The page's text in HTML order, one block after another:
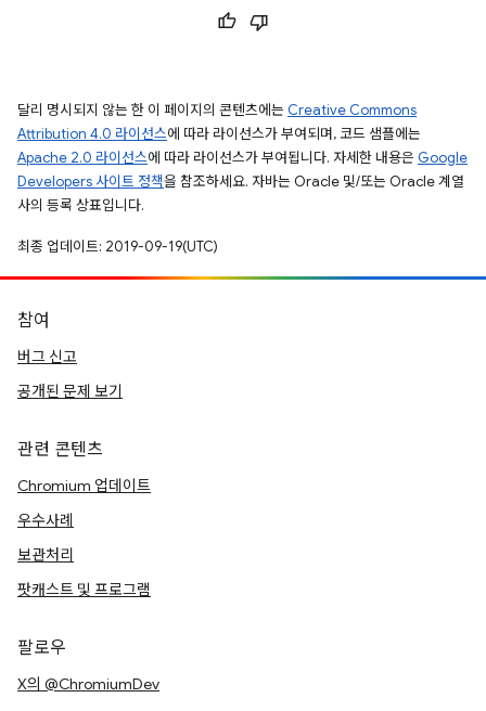
달리 명시되지 않는 한 이 페이지의 콘텐츠에는 Creative Commons
Attribution 4.0 라이선스에 따라 라이선스가 부여되며, 코드 샘플에는
Apache 2.0 라이선스에 따라 라이선스가 부여됩니다. 자세한 내용은 Google
Developers 사이트 정책을 참조하세요. 자바는 Oracle 및/또는 Oracle 계열
사의 등록 상표입니다.
최종 업데이트: 2019-09-19(UTC)
참여
버그 신고
공개된 문제 보기
관련 콘텐츠
Chromium 업데이트
우수사례
보관처리
팟캐스트 및 프로그램
팔로우
X의 @ChromiumDev